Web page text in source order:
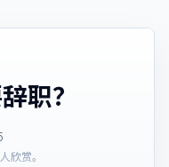
职？
欣赏。